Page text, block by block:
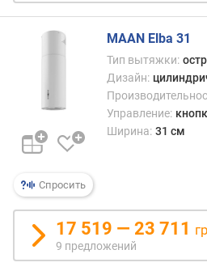
т
л
с
т
ь
м
о
т
о
р
)
Спросить
MAAN Elba 31
Тип вытяжки:
Дизайн:
Управление:
Ширина: 31 см
17 519 — 23 711
9 предложений